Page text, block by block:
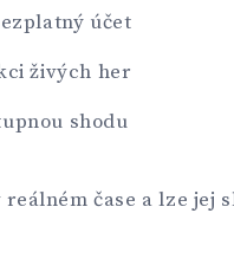
účet
živých her
shodu
čase a lze jej